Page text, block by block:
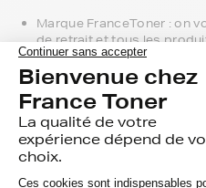
Marque FranceToner : on
de retrait et tous les
compatible avec votre
meilleur compromis entre
proposons toutes les
couleur, en pack ou à
de votre imprimante.
Gamme 1er Prix :
canon gp, ces produits
gamme discount.